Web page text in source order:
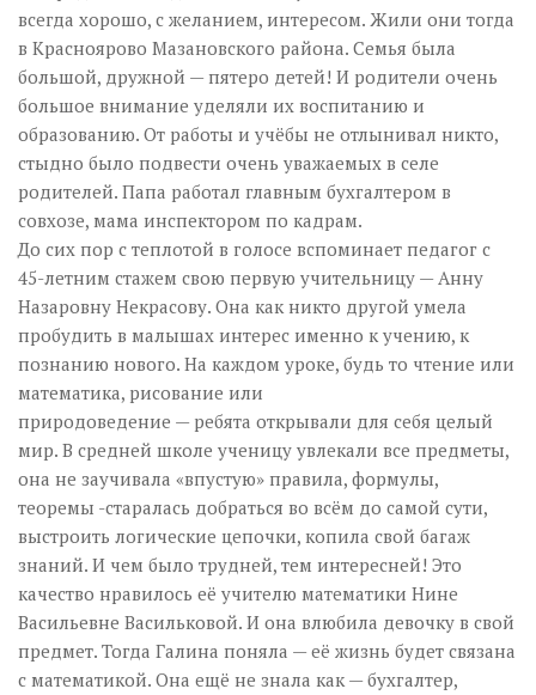
всегда хорошо, с желанием, интересом. Жили они тогда
в Красноярово Мазановского района. Семья была
большой, дружной — пятеро детей! И родители очень
большое внимание уделяли их воспитанию и
образованию. От работы и учёбы не отлынивал никто,
стыдно было подвести очень уважаемых в селе
родителей. Папа работал главным бухгалтером в
совхозе, мама инспектором по кадрам.
До сих пор с теплотой в голосе вспоминает педагог с
45-летним стажем свою первую учительницу — Анну
Назаровну Некрасову. Она как никто другой умела
пробудить в малышах интерес именно к учению, к
познанию нового. На каждом уроке, будь то чтение или
математика, рисование или
природоведение — ребята открывали для себя целый
мир. В средней школе ученицу увлекали все предметы,
она не заучивала «впустую» правила, формулы,
теоремы -старалась добраться во всём до самой сути,
выстроить логические цепочки, копила свой багаж
знаний. И чем было трудней, тем интересней! Это
качество нравилось её учителю математики Нине
Васильевне Васильковой. И она влюбила девочку в свой
предмет. Тогда Галина поняла — её жизнь будет связана
с математикой. Она ещё не знала как — бухгалтер,